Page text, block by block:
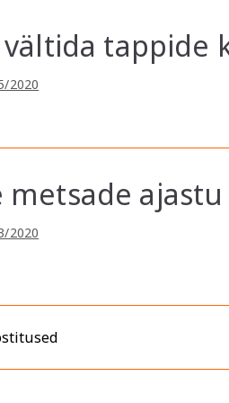
vältida tappide
2020
ajastu
2020